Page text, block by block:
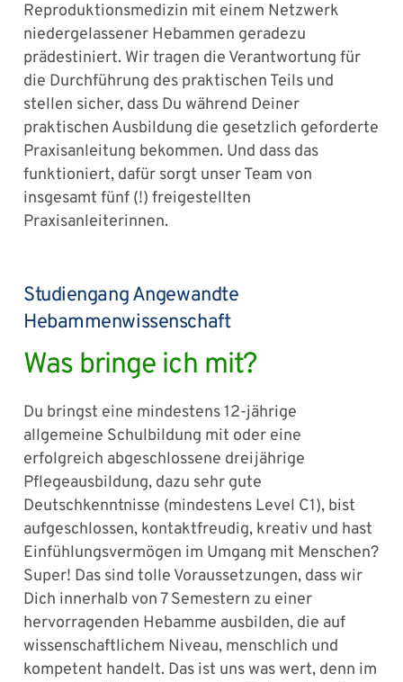
Reproduktionsmedizin mit einem Netzwerk
niedergelassener Hebammen geradezu
prädestiniert. Wir tragen die Verantwortung für
die Durchführung des praktischen Teils und
stellen sicher, dass Du während Deiner
praktischen Ausbildung die gesetzlich geforderte
Praxisanleitung bekommen. Und dass das
funktioniert, dafür sorgt unser Team von
insgesamt fünf (!) freigestellten
Praxisanleiterinnen.
Studiengang Angewandte
Hebammenwissenschaft
Was bringe ich mit?
Du bringst eine mindestens 12-jährige
allgemeine Schulbildung mit oder eine
erfolgreich abgeschlossene dreijährige
Pflegeausbildung, dazu sehr gute
Deutschkenntnisse (mindestens Level C1), bist
aufgeschlossen, kontaktfreudig, kreativ und hast
Einfühlungsvermögen im Umgang mit Menschen?
Super! Das sind tolle Voraussetzungen, dass wir
Dich innerhalb von 7 Semestern zu einer
hervorragenden Hebamme ausbilden, die auf
wissenschaftlichem Niveau, menschlich und
kompetent handelt. Das ist uns was wert, denn im